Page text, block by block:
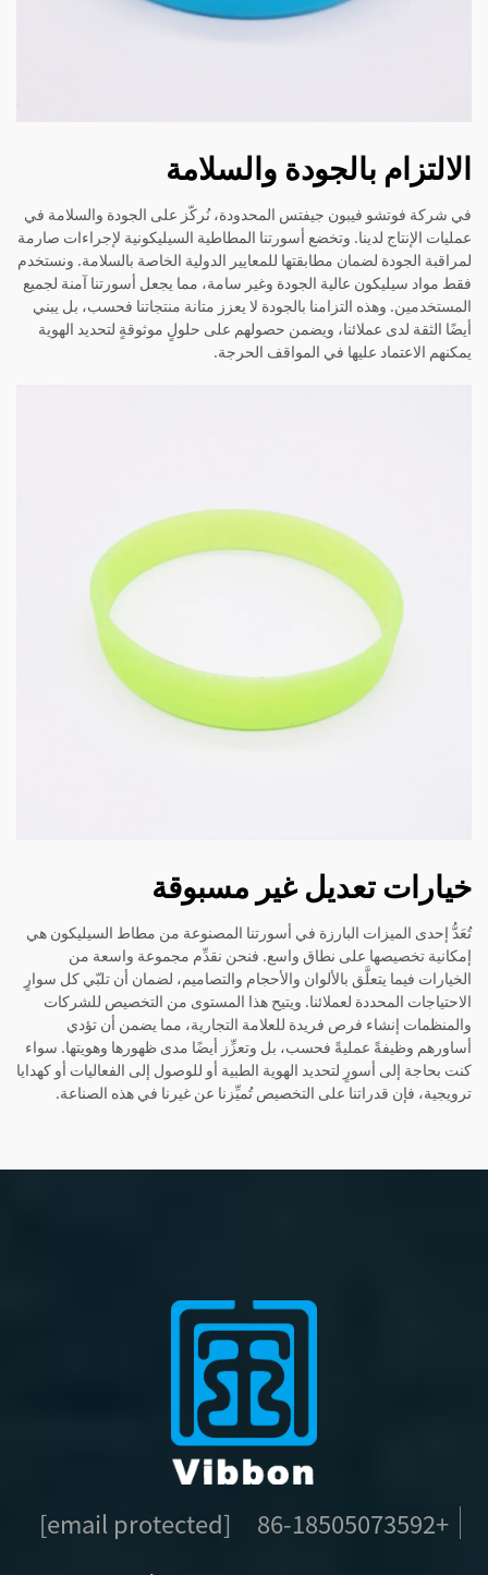
الالتزام بالجودة والسلامة
في شركة فوتشو فيبون جيفتس المحدودة، نُركّز على الجودة والسلامة في
عمليات الإنتاج لدينا. وتخضع أسورتنا المطاطية السيليكونية لإجراءات صارمة
لمراقبة الجودة لضمان مطابقتها للمعايير الدولية الخاصة بالسلامة. ونستخدم
فقط مواد سيليكون عالية الجودة وغير سامة، مما يجعل أسورتنا آمنة لجميع
المستخدمين. وهذه التزامنا بالجودة لا يعزز متانة منتجاتنا فحسب، بل يبني
أيضًا الثقة لدى عملائنا، ويضمن حصولهم على حلولٍ موثوقةٍ لتحديد الهوية
يمكنهم الاعتماد عليها في المواقف الحرجة.
خيارات تعديل غير مسبوقة
تُعَدُّ إحدى الميزات البارزة في أسورتنا المصنوعة من مطاط السيليكون هي
إمكانية تخصيصها على نطاق واسع. فنحن نقدِّم مجموعة واسعة من
الخيارات فيما يتعلَّق بالألوان والأحجام والتصاميم، لضمان أن تلبّي كل سوارٍ
الاحتياجات المحددة لعملائنا. ويتيح هذا المستوى من التخصيص للشركات
والمنظمات إنشاء فرص فريدة للعلامة التجارية، مما يضمن أن تؤدي
أساورهم وظيفةً عمليةً فحسب، بل وتعزِّز أيضًا مدى ظهورها وهويتها. سواء
كنت بحاجة إلى أسورٍ لتحديد الهوية الطبية أو للوصول إلى الفعاليات أو كهدايا
ترويجية، فإن قدراتنا على التخصيص تُميِّزنا عن غيرنا في هذه الصناعة.
+86-18505073592
[email protected]